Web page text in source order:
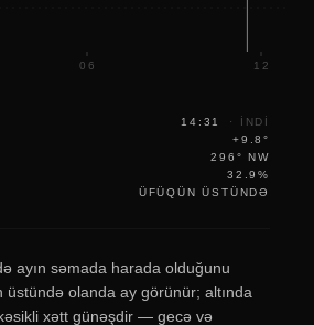
06 12
14:31 ·
INDI
+9.8°
296° NW
32.9%
ÜFÜQÜN ÜSTÜNDƏ
ayın səmada harada olduğunu
üstündə olanda ay görünür; altında
xətt günəşdir — gecə və